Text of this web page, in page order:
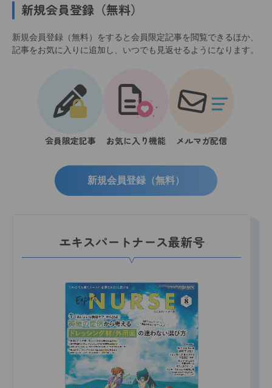
新規会員登録（無料）
新規会員登録（無料）をすると会員限定記事を閲覧できるほか、
記事をお気に入りに追加し、いつでも見返せるようになります。
会員限定記事 お気に入り機能 メルマガ配信
新規会員登録（無料）
エキスパートナース最新号